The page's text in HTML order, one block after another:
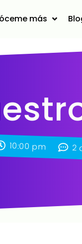
más
10:00 pm 2